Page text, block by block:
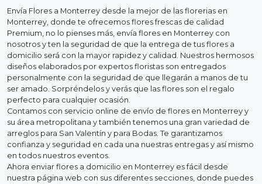
Envía Flores a Monterrey desde la mejor de las florerias en
Monterrey, donde te ofrecemos flores frescas de calidad
Premium, no lo pienses más, envía flores en Monterrey con
nosotros y ten la seguridad de que la entrega de tus flores a
domicilio será con la mayor rapidez y calidad. Nuestros hermosos
diseños elaborados por expertos floristas son entregados
personalmente con la seguridad de que llegarán a manos de tu
ser amado. Sorpréndelos y verás que las flores son el regalo
perfecto para cualquier ocasión.
Contamos con servicio online de envío de flores en Monterrey y
su área metropolitana y también tenemos una gran variedad de
arreglos para San Valentín y para Bodas. Te garantizamos
confianza y seguridad en cada una nuestras entregas y así mismo
en todos nuestros eventos.
Ahora enviar flores a domicilio en Monterrey es fácil desde
nuestra página web con sus diferentes secciones, donde puedes